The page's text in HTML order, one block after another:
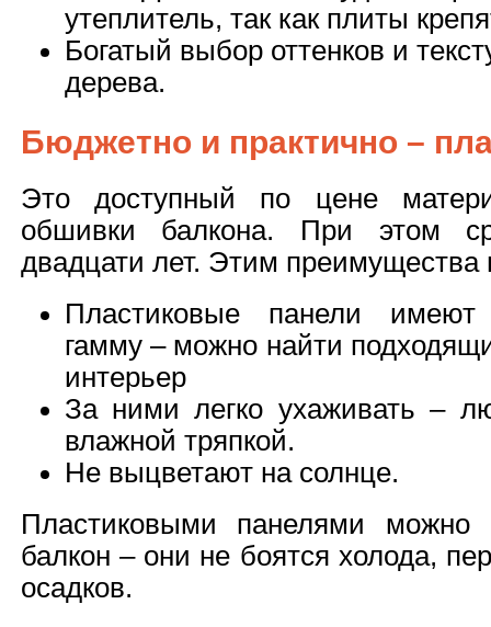
утеплитель, так как плиты
Богатый выбор оттенков и
дерева.
Бюджетно и практично –
Это доступный по цене
обшивки балкона. При этом
двадцати лет. Этим преимущества
Пластиковые панели
гамму – можно найти
интерьер
За ними легко ухаживать –
влажной тряпкой.
Не выцветают на солнце.
Пластиковыми панелями
балкон – они не боятся холода,
осадков.